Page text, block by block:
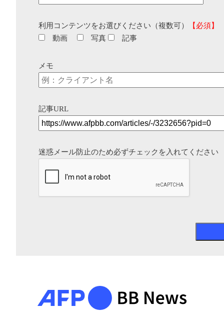
利用コンテンツをお選びください（複数可）
【必須】
動画
写真 記事
メモ
記事URL
迷惑メール防止のため必ずチェックを入れてください